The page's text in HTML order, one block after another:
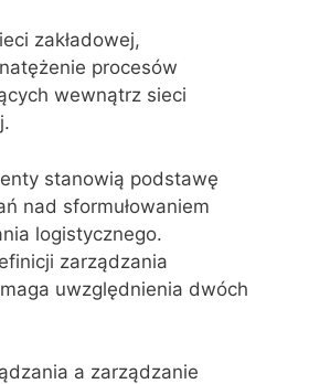
zakładowej,
procesów
wewnątrz sieci
stanowią podstawę
nad sformułowaniem
logistycznego.
zarządzania
uwzględnienia dwóch
a zarządzanie